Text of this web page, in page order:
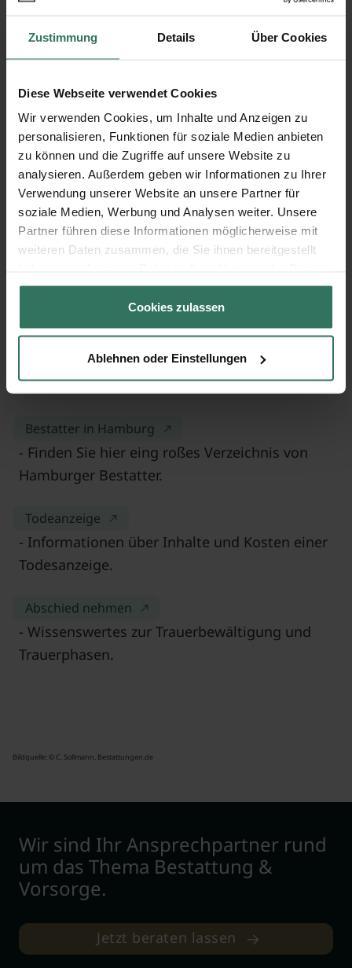
Zustimmung Details Über Cookies
Diese Webseite verwendet Cookies
Wir verwenden Cookies, um Inhalte und Anzeigen zu
personalisieren, Funktionen für soziale Medien anbieten
zu können und die Zugriffe auf unsere Website zu
analysieren. Außerdem geben wir Informationen zu Ihrer
Verwendung unserer Website an unsere Partner für
soziale Medien, Werbung und Analysen weiter. Unsere
Partner führen diese Informationen möglicherweise mit
weiteren Daten zusammen, die Sie ihnen bereitgestellt
gesammelt haben.
Cookies zulassen
Ablehnen oder Einstellungen
Unternehmen für
Haushaltsauflösungen
Wenn die Angehörigen die Haushaltsauflösung
nicht selber durchführen können oder wollen,
bieten sich Unternehmen an, die diese Art der
Dienstleistung erbringen. Hierbei ist es wichtig, dass
man Unternehmen wählt, die sich auf diese
spezielle Situation spezialisiert haben, um den
Verlauf so effektiv wie möglich zu gestalten. Über
meist lokalen Anbieter finden und vergleichen.
Mehr Informationen zu dem Thema finden sie hier:
Haushaltsauflösungen
Weitere hilfreiche Informationen:
Bestatter in Hamburg
- Finden Sie hier eing roßes Verzeichnis von
Hamburger Bestatter.
Todeanzeige
- Informationen über Inhalte und Kosten einer
Todesanzeige.
Abschied nehmen
- Wissenswertes zur Trauerbewältigung und
Trauerphasen.
Bildquelle: © C. Sollmann, Bestattungen.de
Wir sind Ihr Ansprechpartner rund
um das Thema Bestattung &
Vorsorge.
Jetzt beraten lassen